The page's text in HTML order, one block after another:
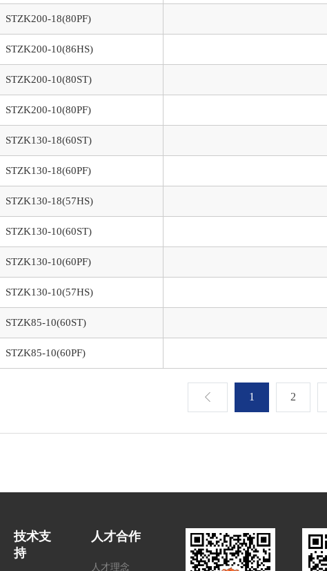
STZK200-18(80PF)
STZK200-10(86HS)
STZK200-10(80ST)
STZK200-10(80PF)
STZK130-18(60ST)
STZK130-18(60PF)
STZK130-18(57HS)
STZK130-10(60ST)
STZK130-10(60PF)
STZK130-10(57HS)
STZK85-10(60ST)
STZK85-10(60PF)
1 2
技术支
持
人才合作
人才理念